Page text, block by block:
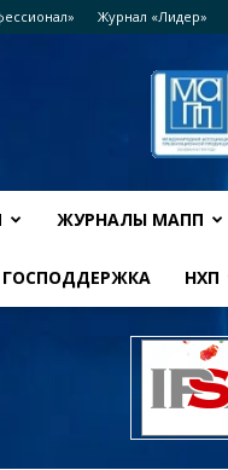
Журнал «Лидер»
ЖУРНАЛЫ МАПП
ГОСПОДДЕРЖКА НХП